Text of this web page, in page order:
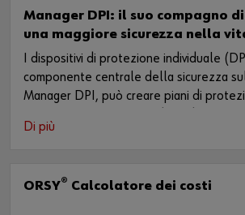
Manager DPI: il suo compagno
una maggiore sicurezza nella
quotidiana
I dispositivi di protezione individuale
componente centrale della sicurezza
Manager DPI, può creare piani di
compresi i documenti da utilizzare per le
Di più
ORSY® Calcolatore dei costi